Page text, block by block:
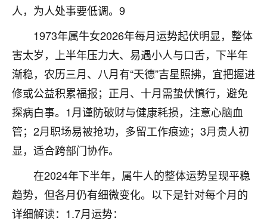
人，为人处事要低调。9
1973年属牛女2026年每月运势起伏明显，整体
害太岁，上半年压力大、易遇小人与口舌，下半年
渐稳，农历三月、八月有“天德”吉星照拂，宜把握进
修或公益积累福报；正月、十月需蛰伏慎行，避免
探病白事。1月谨防破财与健康耗损，注意心脑血
管；2月职场易被抢功，多留工作痕迹；3月贵人初
显，适合跨部门协作。
在2024年下半年，属牛人的整体运势呈现平稳
趋势，但各月仍有细微变化。以下是针对每个月的
详细解读：1.7月运势：
做完，我女儿跟变了个人一样，不期望她能考多好的
康康的我就很知足了！
鹿森：可怜天下父母心啊！
3小时前 来自河北 16
付深
我是公司人事调整，有升迁机会，但同时竞争的我们
三个，找老师的时候是抱着侥幸心理，没想到老师看
太岁还有一个发钱粮，本来年前的人事调整，拖到年
后，我以为都没戏了，结果开年一上班，开会提拔升
职第一个就是我，职务无所谓，主要是底薪加了
3000，非常开心，无论如何，感恩感谢！🙏🏻